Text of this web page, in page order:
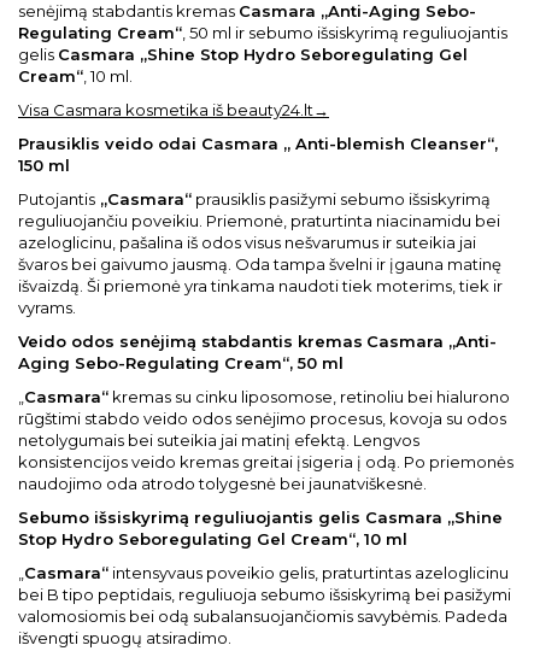
senėjimą stabdantis kremas Casmara „Anti-Aging Sebo-
Regulating Cream“ , 50 ml ir sebumo išsiskyrimą reguliuojantis
gelis Casmara „Shine Stop Hydro Seboregulating Gel
Cream“ , 10 ml.
Visa Casmara kosmetika iš beauty24.lt→
Prausiklis veido odai Casmara „ Anti-blemish Cleanser“,
150 ml
Putojantis „Casmara“ prausiklis pasižymi sebumo išsiskyrimą
reguliuojančiu poveikiu. Priemonė, praturtinta niacinamidu bei
azeloglicinu, pašalina iš odos visus nešvarumus ir suteikia jai
švaros bei gaivumo jausmą. Oda tampa švelni ir įgauna matinę
išvaizdą. Ši priemonė yra tinkama naudoti tiek moterims, tiek ir
vyrams.
Veido odos senėjimą stabdantis kremas Casmara „Anti-
Aging Sebo-Regulating Cream“, 50 ml
Casmara“ kremas su cinku liposomose, retinoliu bei hialurono
rūgštimi stabdo veido odos senėjimo procesus, kovoja su odos
netolygumais bei suteikia jai matinį efektą. Lengvos
konsistencijos veido kremas greitai įsigeria į odą. Po priemonės
naudojimo oda atrodo tolygesnė bei jaunatviškesnė.
Sebumo išsiskyrimą reguliuojantis gelis Casmara „Shine
Stop Hydro Seboregulating Gel Cream“, 10 ml
Casmara“ intensyvaus poveikio gelis, praturtintas azeloglicinu
bei B tipo peptidais, reguliuoja sebumo išsiskyrimą bei pasižymi
valomosiomis bei odą subalansuojančiomis savybėmis. Padeda
išvengti spuogų atsiradimo.